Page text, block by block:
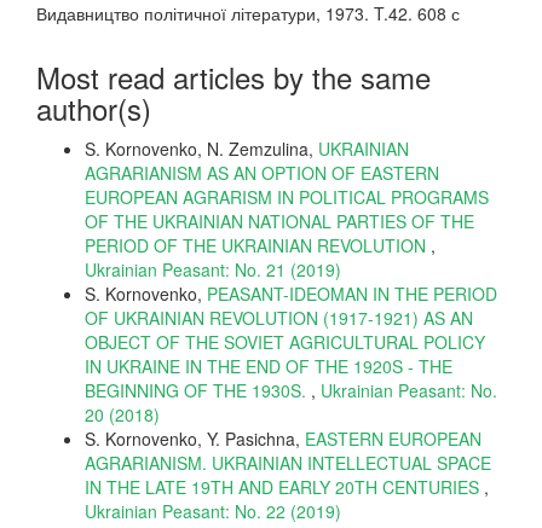
Видавництво політичної літератури, 1973. T.42. 608 с
Most read articles by the same
author(s)
S. Kornovenko, N. Zemzulina, UKRAINIAN
AGRARIANISM AS AN OPTION OF EASTERN
EUROPEAN AGRARISM IN POLITICAL PROGRAMS
OF THE UKRAINIAN NATIONAL PARTIES OF THE
PERIOD OF THE UKRAINIAN REVOLUTION ,
Ukrainian Peasant: No. 21 (2019)
S. Kornovenko, PEASANT-IDEOMAN IN THE PERIOD
OF UKRAINIAN REVOLUTION (1917-1921) AS AN
OBJECT OF THE SOVIET AGRICULTURAL POLICY
IN UKRAINE IN THE END OF THE 1920S - THE
BEGINNING OF THE 1930S. , Ukrainian Peasant: No.
20 (2018)
S. Kornovenko, Y. Pasichna, EASTERN EUROPEAN
AGRARIANISM. UKRAINIAN INTELLECTUAL SPACE
IN THE LATE 19TH AND EARLY 20TH CENTURIES ,
Ukrainian Peasant: No. 22 (2019)